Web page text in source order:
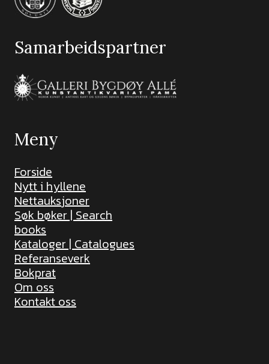
Samarbeidspartner
Meny
Forside
Nytt i hyllene
Nettauksjoner
Søk bøker | Search
books
Kataloger | Catalogues
Referanseverk
Bokprat
Om oss
Kontakt oss